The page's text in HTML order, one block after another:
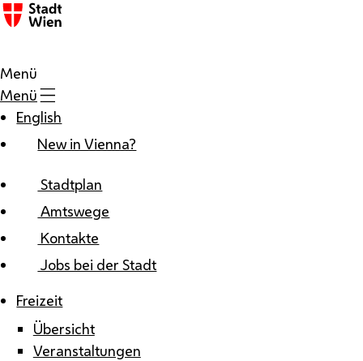
Zum Inhalt
Menü
Menü
English
New in Vienna?
Stadtplan
Amtswege
Kontakte
Jobs bei der Stadt
Freizeit
Übersicht
Veranstaltungen